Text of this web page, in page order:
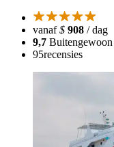
vanaf$ 908 / dag
9,7 Buitengewoon
95recensies